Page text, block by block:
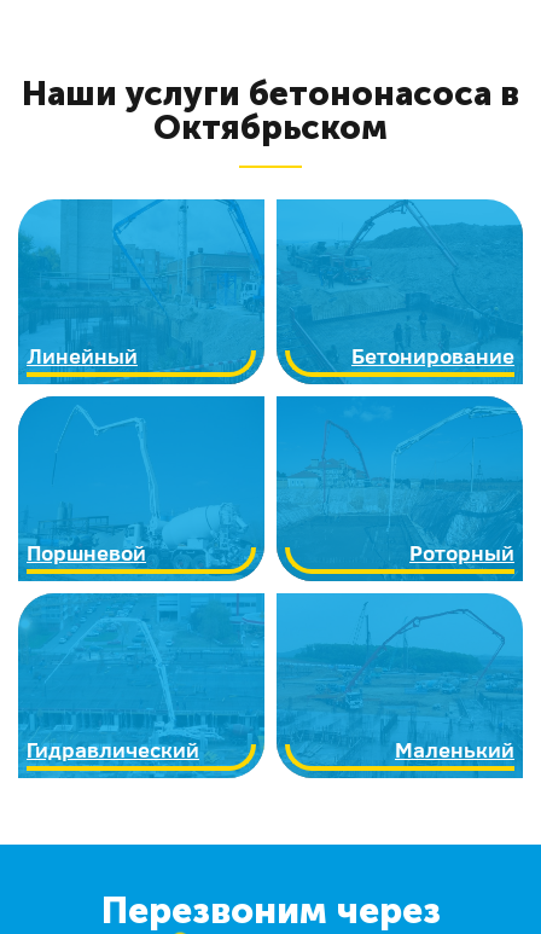
Наши услуги бетононасоса в
Октябрьском
Линейный Бетонирование
Поршневой Роторный
Гидравлический Маленький
Перезвоним через